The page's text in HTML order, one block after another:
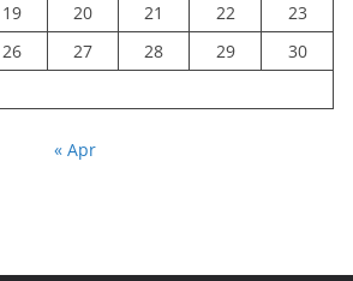
19 20 21 22
23
26 27 28 29
30
« Apr